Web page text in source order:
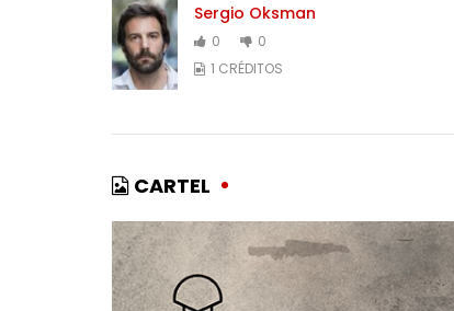
Sergio Oksman
0
0
1 CRÉDITOS
CARTEL